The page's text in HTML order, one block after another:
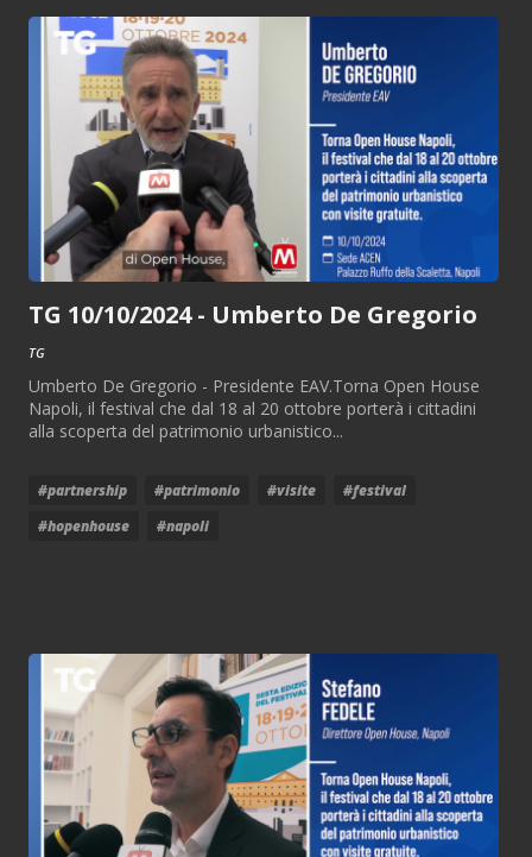
TG 10/10/2024 - Umberto De Gregorio
TG
Umberto De Gregorio - Presidente EAV.Torna Open House
Napoli, il festival che dal 18 al 20 ottobre porterà i cittadini
alla scoperta del patrimonio urbanistico...
#partnership #patrimonio #visite
#festival
#hopenhouse
#napoli